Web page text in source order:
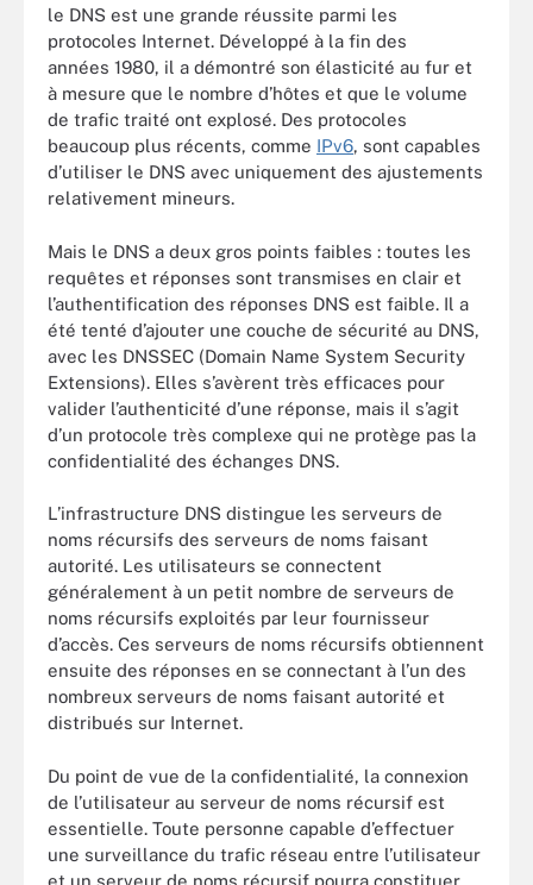
le DNS est une grande réussite parmi les
protocoles Internet. Développé à la fin des
années 1980, il a démontré son élasticité au fur et
à mesure que le nombre d’hôtes et que le volume
de trafic traité ont explosé. Des protocoles
beaucoup plus récents, comme IPv6, sont capables
d’utiliser le DNS avec uniquement des ajustements
relativement mineurs.
Mais le DNS a deux gros points faibles : toutes les
requêtes et réponses sont transmises en clair et
l’authentification des réponses DNS est faible. Il a
été tenté d’ajouter une couche de sécurité au DNS,
avec les DNSSEC (Domain Name System Security
Extensions). Elles s’avèrent très efficaces pour
valider l’authenticité d’une réponse, mais il s’agit
d’un protocole très complexe qui ne protège pas la
confidentialité des échanges DNS.
L’infrastructure DNS distingue les serveurs de
noms récursifs des serveurs de noms faisant
autorité. Les utilisateurs se connectent
généralement à un petit nombre de serveurs de
noms récursifs exploités par leur fournisseur
d’accès. Ces serveurs de noms récursifs obtiennent
ensuite des réponses en se connectant à l’un des
nombreux serveurs de noms faisant autorité et
distribués sur Internet.
Du point de vue de la confidentialité, la connexion
de l’utilisateur au serveur de noms récursif est
essentielle. Toute personne capable d’effectuer
une surveillance du trafic réseau entre l’utilisateur
et un serveur de noms récursif pourra constituer